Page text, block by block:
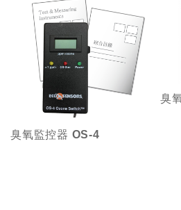
臭氧監控器 OS-4